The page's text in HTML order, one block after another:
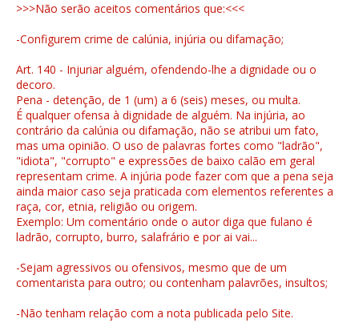
>>>Não serão aceitos comentários que:<<<
-Configurem crime de calúnia, injúria ou difamação;
Art. 140 - Injuriar alguém, ofendendo-lhe a dignidade ou o
decoro.
Pena - detenção, de 1 (um) a 6 (seis) meses, ou multa.
É qualquer ofensa à dignidade de alguém. Na injúria, ao
contrário da calúnia ou difamação, não se atribui um fato,
mas uma opinião. O uso de palavras fortes como "ladrão",
"idiota", "corrupto" e expressões de baixo calão em geral
representam crime. A injúria pode fazer com que a pena seja
ainda maior caso seja praticada com elementos referentes a
raça, cor, etnia, religião ou origem.
Exemplo: Um comentário onde o autor diga que fulano é
ladrão, corrupto, burro, salafrário e por ai vai...
-Sejam agressivos ou ofensivos, mesmo que de um
comentarista para outro; ou contenham palavrões, insultos;
-Não tenham relação com a nota publicada pelo Site.